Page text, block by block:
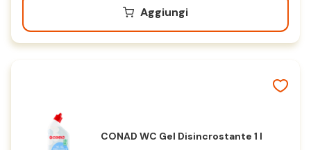
Aggiungi
CONAD WC Gel Disincrostante 1 l